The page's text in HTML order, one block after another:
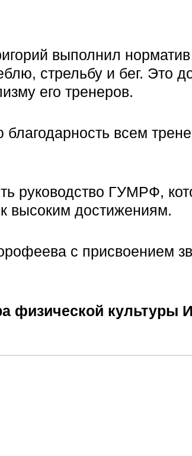
выполнил
стрельбу и бег. Это
его тренеров.
всем
руководство ГУМРФ,
высоким достижениям.
с присвоением
физической культуры